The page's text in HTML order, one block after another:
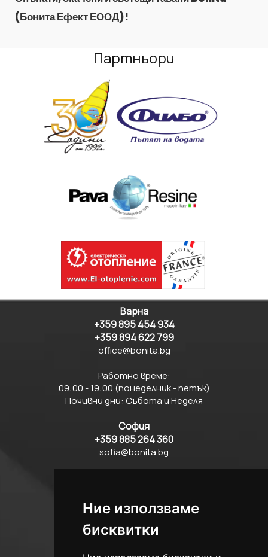
Ние използваме
бисквитки
(Бонита Ефект ЕООД)!
Партньори
Варна
+359 895 454 934
+359 894 622 799
office@bonita.bg
Работно време:
09:00 - 19:00 (понеделник - петък)
Почивни дни: Събота и Неделя
София
+359 885 264 360
sofia@bonita.bg
pleven@bonita.bg
Пловдив
plovdiv@bonita.bg